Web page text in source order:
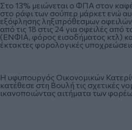
Στο 13% μειώνεται ο ΦΠΑ στον
στο ράφι των σούπερ μάρκετ ενώ
εξόφλησης ληξιπρόθεσμων οφειλών
από τις 18 στις 24 για οφειλές από
(ΕΝΦΙΑ, φόρος εισοδήματος κτλ)
έκτακτες φορολογικές
Η υφυπουργός Οικονομικών
κατέθεσε στη Βουλή τις σχετικές
ικανοποιώντας αιτήματα των